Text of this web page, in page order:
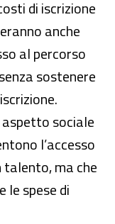
di iscrizione
anche
al percorso
sostenere
aspetto sociale
l’accesso
ma che
spese di